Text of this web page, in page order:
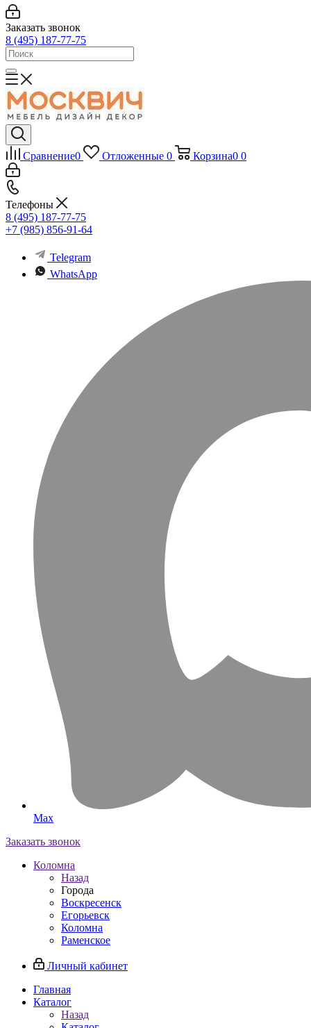
Заказать звонок
8 (495) 187-77-75
Сравнение0 Отложенные 0 Корзина0 0
Телефоны
8 (495) 187-77-75
+7 (985) 856-91-64
Telegram
WhatsApp
Max
Заказать звонок
Коломна
Назад
Города
Воскресенск
Егорьевск
Коломна
Раменское
Личный кабинет
Главная
Каталог
Назад